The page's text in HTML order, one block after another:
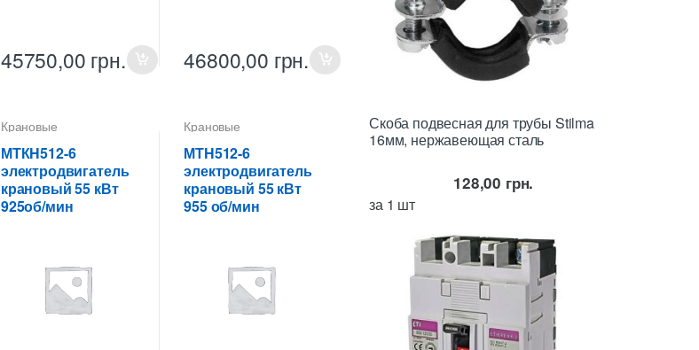
45750,00 грн. 46800,00 грн.
Крановые
электродвигатели
МТКH512-6
электродвигатель
крановый 55 кВт
925об/мин
Крановые
электродвигатели
МТH512-6
электродвигатель
крановый 55 кВт
955 об/мин
Скоба подвесная для трубы Stilma
16мм, нержавеющая сталь
128,00 грн.
за 1 шт